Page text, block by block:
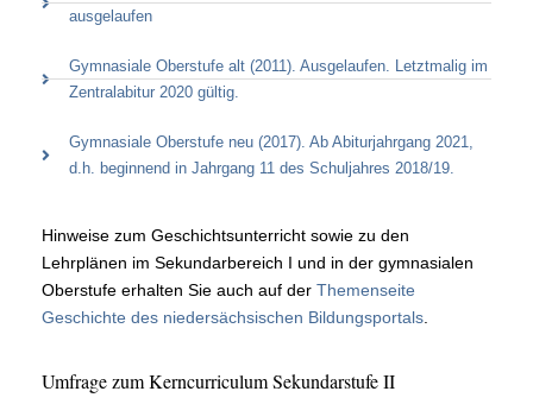
ausgelaufen
Gymnasiale Oberstufe alt (2011). Ausgelaufen. Letztmalig im
Zentralabitur 2020 gültig.
Gymnasiale Oberstufe neu (2017). Ab Abiturjahrgang 2021,
d.h. beginnend in Jahrgang 11 des Schuljahres 2018/19.
Hinweise zum Geschichtsunterricht sowie zu den
Lehrplänen im Sekundarbereich I und in der gymnasialen
Oberstufe erhalten Sie auch auf der Themenseite
Geschichte des niedersächsischen Bildungsportals
Umfrage zum Kerncurriculum Sekundarstufe II